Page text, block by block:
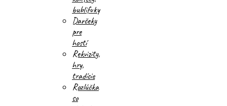
bublifuky
Darčeky
pre
hostí
Rekvizity,
hry,
tradície
Rozlúčka
so